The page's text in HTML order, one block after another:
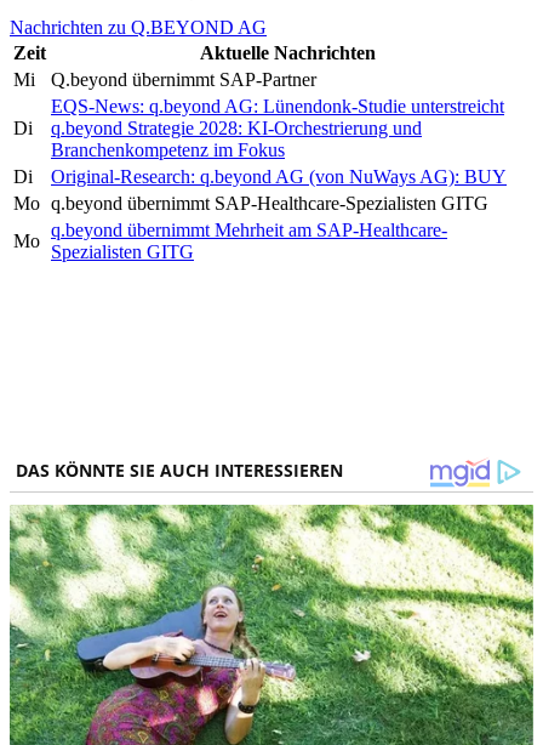
Nachrichten zu Q.BEYOND AG
Zeit
Aktuelle Nachrichten
Mi
Q.beyond übernimmt SAP-Partner
Di
EQS-News: q.beyond AG: Lünendonk-Studie unterstreicht
q.beyond Strategie 2028: KI-Orchestrierung und
Branchenkompetenz im Fokus
Di
Original-Research: q.beyond AG (von NuWays AG): BUY
Mo q.beyond übernimmt SAP-Healthcare-Spezialisten GITG
Mo
q.beyond übernimmt Mehrheit am SAP-Healthcare-
Spezialisten GITG